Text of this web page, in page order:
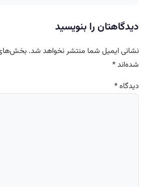
دیدگاهتان را بنویسید
نشانی ایمیل شما منتشر نخواهد شد. بخش‌های
شده‌اند*
دیدگاه*